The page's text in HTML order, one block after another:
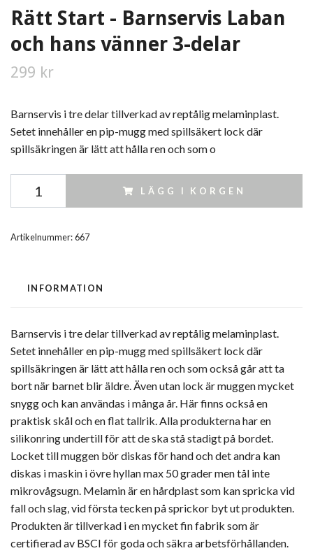
Rätt Start - Barnservis Laban
och hans vänner 3-delar
299 kr
Barnservis i tre delar tillverkad av reptålig melaminplast.
Setet innehåller en pip-mugg med spillsäkert lock där
spillsäkringen är lätt att hålla ren och som o
LÄGG I KORGEN
Artikelnummer:667
INFORMATION
Barnservis i tre delar tillverkad av reptålig melaminplast.
Setet innehåller en pip-mugg med spillsäkert lock där
spillsäkringen är lätt att hålla ren och som också går att ta
bort när barnet blir äldre. Även utan lock är muggen mycket
snygg och kan användas i många år. Här finns också en
praktisk skål och en flat tallrik. Alla produkterna har en
silikonring undertill för att de ska stå stadigt på bordet.
Locket till muggen bör diskas för hand och det andra kan
diskas i maskin i övre hyllan max 50 grader men tål inte
mikrovågsugn. Melamin är en hårdplast som kan spricka vid
fall och slag, vid första tecken på sprickor byt ut produkten.
Produkten är tillverkad i en mycket fin fabrik som är
certifierad av BSCI för goda och säkra arbetsförhållanden.